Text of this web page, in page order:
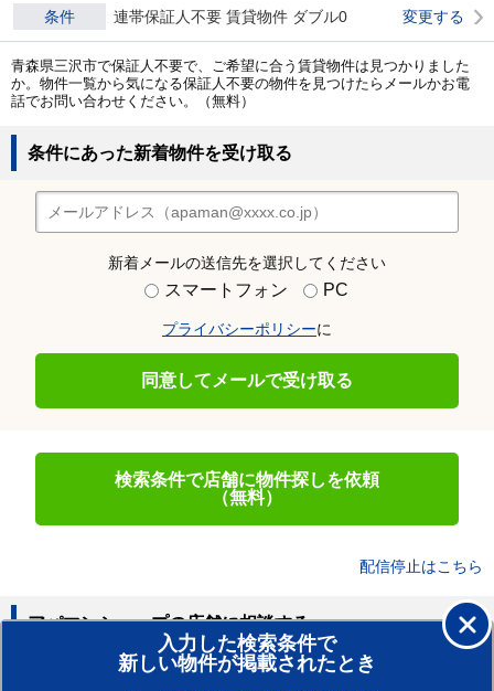
条件 連帯保証人不要 賃貸物件 ダブル0 変更する
青森県三沢市で保証人不要で、ご希望に合う賃貸物件は見つかりました
か。物件一覧から気になる保証人不要の物件を見つけたらメールかお電
話でお問い合わせください。（無料）
条件にあった新着物件を受け取る
新着メールの送信先を選択してください
スマートフォン PC
プライバシーポリシーに
同意してメールで受け取る
検索条件で店舗に物件探しを依頼
（無料）
配信停止はこちら
入力した検索条件で
新しい物件が掲載されたとき
アパマンショップの店舗に相談する
賃貸のプロがお部屋探し！